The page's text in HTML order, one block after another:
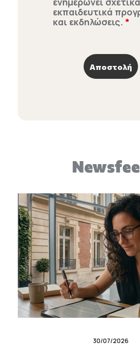
εκπαιδευτικά
και εκδηλώσεις. *
30/07/2026